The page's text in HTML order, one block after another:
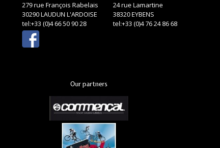
279 rue François Rabelais
30290 LAUDUN L'ARDOISE
tel:+33 (0)4 66 50 90 28
24 rue Lamartine
38320 EYBENS
tel:+33 (0)4 76 24 86 68
Our partners